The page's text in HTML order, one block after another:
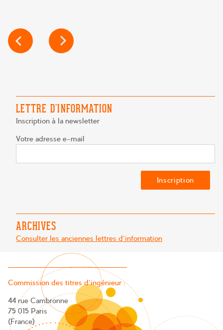
NAVIGATION
DE
LETTRE D’INFORMATION
Inscription à la newsletter
Votre adresse e-mail
ARCHIVES
Consulter les anciennes lettres d'information
Commission des titres d’ingénieur :
44 rue Cambronne
75 015 Paris
(France)